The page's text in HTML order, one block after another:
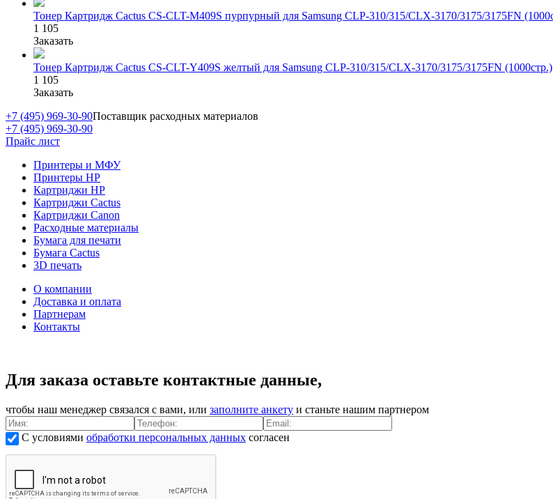
Тонер Картридж Cactus CS-CLT-M409S пурпурный для Samsung CLP-310/315/CLX-3170/3175/3175FN
1 105
Заказать
Тонер Картридж Cactus CS-CLT-Y409S желтый для Samsung CLP-310/315/CLX-3170/3175/3175FN (1000стр.)
1 105
Заказать
+7 (495) 969-30-90Поставщик расходных материалов
+7 (495) 969-30-90
Прайс лист
Принтеры и МФУ
Принтеры HP
Картриджи HP
Картриджи Cactus
Картриджи Canon
Расходные материалы
Бумага для печати
Бумага Cactus
3D печать
О компании
Доставка и оплата
Партнерам
Контакты
Для заказа оставьте контактные данные,
чтобы наш менеджер связался с вами, или заполните анкету и станьте нашим партнером
С условиями обработки персональных данных согласен